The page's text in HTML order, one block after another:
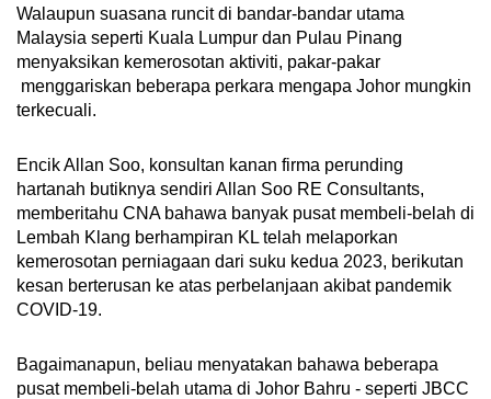
Walaupun suasana runcit di bandar-bandar utama
Malaysia seperti Kuala Lumpur dan Pulau Pinang
menyaksikan kemerosotan aktiviti, pakar-pakar
menggariskan beberapa perkara mengapa Johor mungkin
terkecuali.
Encik Allan Soo, konsultan kanan firma perunding
hartanah butiknya sendiri Allan Soo RE Consultants,
memberitahu CNA bahawa banyak pusat membeli-belah di
Lembah Klang berhampiran KL telah melaporkan
kemerosotan perniagaan dari suku kedua 2023, berikutan
kesan berterusan ke atas perbelanjaan akibat pandemik
COVID-19.
Bagaimanapun, beliau menyatakan bahawa beberapa
pusat membeli-belah utama di Johor Bahru - seperti JBCC